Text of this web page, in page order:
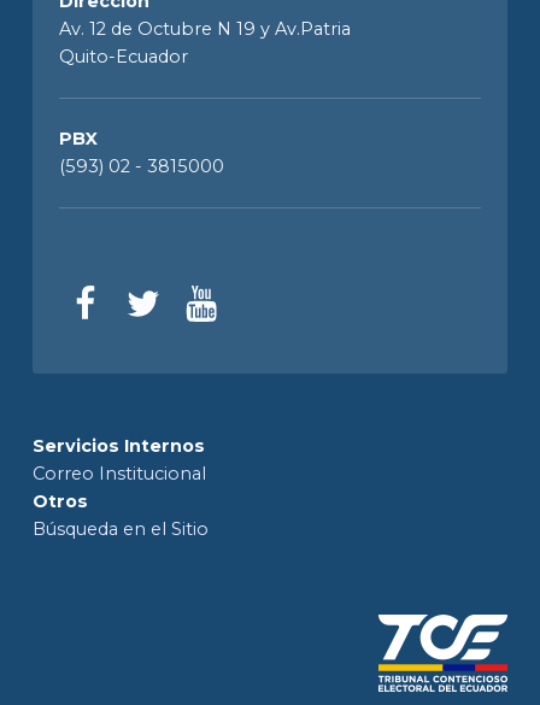
Av. 12 de Octubre N 19 y Av.Patria
Quito-Ecuador
PBX
(593) 02 - 3815000
Servicios Internos
Correo Institucional
Otros
Búsqueda en el Sitio